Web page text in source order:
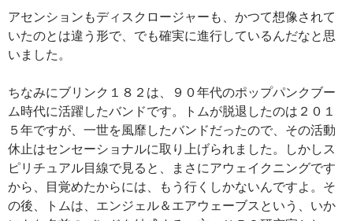
アセンションもディスクロージャーも、かつて想像されて
いたのとは違う形で、でも確実に進行しているんだなと思
いました。
ちなみにブリンク１８２は、９０年代のポップパンクブー
ム時代に活躍したバンドです。トムが脱退したのは２０１
５年ですが、一世を風靡したバンドだったので、その活動
休止はセンセーショナルに取り上げられました。しかしス
ピリチュアル目線で見ると、まさにアウェイクニングです
から、目覚めたからには、もう行くしかないんですよ。そ
の後、トムは、エンジェル＆エアウェーブスという、いか